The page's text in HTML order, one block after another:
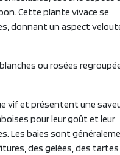
Cette plante vivace se
donnant un aspect
ou rosées
vif et présentent une
pour leur goût et leur
Les baies sont
des gelées, des